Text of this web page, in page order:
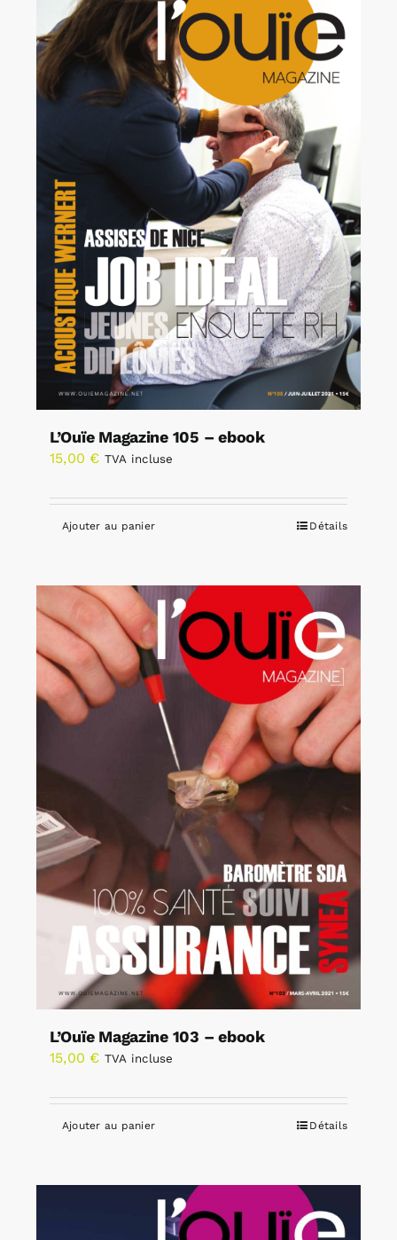
L’Ouïe Magazine 105 – ebook
15,00 € TVA incluse
Ajouter au panier Détails
L’Ouïe Magazine 103 – ebook
15,00 € TVA incluse
Ajouter au panier Détails